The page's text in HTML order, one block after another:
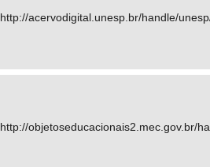
http://acervodigital.unesp.br/handle/
http://objetoseducacionais2.mec.gov.br/